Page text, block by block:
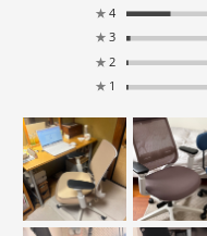
★ 4
★ 3
★ 2
★ 1